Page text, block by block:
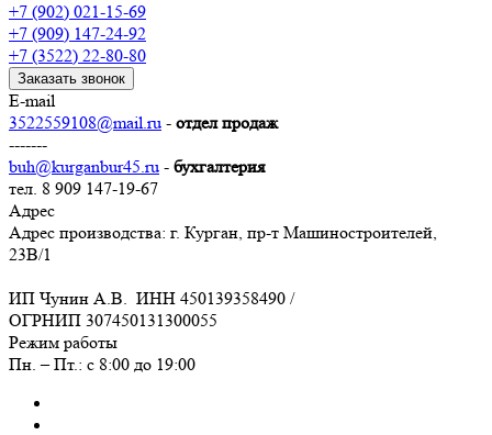
+7 (902) 021-15-69
+7 (909) 147-24-92
+7 (3522) 22-80-80
Заказать звонок
E-mail
3522559108@mail.ru - отдел продаж
-------
buh@kurganbur45.ru - бухгалтерия
тел. 8 909 147-19-67
Адрес
Адрес производства: г. Курган, пр-т Машиностроителей,
23В/1
ИП Чунин А.В. ИНН 450139358490 /
ОГРНИП 307450131300055
Режим работы
Пн. – Пт.: с 8:00 до 19:00